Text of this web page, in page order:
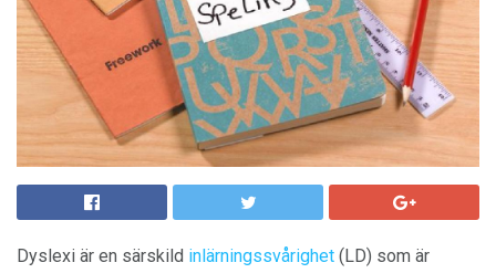
Dyslexi är en särskild inlärningssvårighet (LD) som är